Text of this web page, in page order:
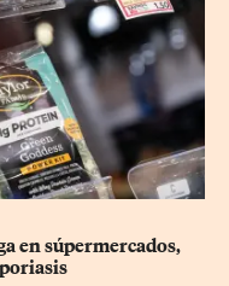
en súpermercados,